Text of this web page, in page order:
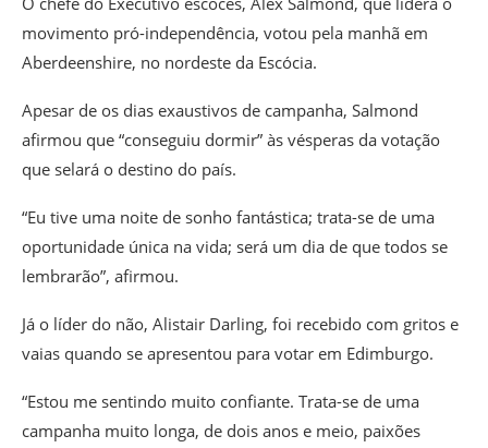
movimento pró-independência, votou pela manhã em
Aberdeenshire, no nordeste da Escócia.
Apesar de os dias exaustivos de campanha, Salmond
afirmou que “conseguiu dormir” às vésperas da votação
que selará o destino do país.
“Eu tive uma noite de sonho fantástica; trata-se de uma
oportunidade única na vida; será um dia de que todos se
lembrarão”, afirmou.
Já o líder do não, Alistair Darling, foi recebido com gritos e
vaias quando se apresentou para votar em Edimburgo.
“Estou me sentindo muito confiante. Trata-se de uma
campanha muito longa, de dois anos e meio, paixões